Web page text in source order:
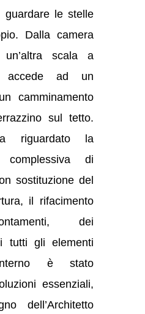
guardare le stelle
Dalla camera
scala a
accede ad un
camminamento
sul tetto.
riguardato la
complessiva di
sostituzione del
il rifacimento
dei
tutti gli elementi
è stato
essenziali,
dell’Architetto